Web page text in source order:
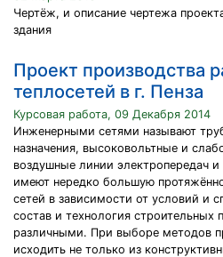
Чертёж, и описание чертежа
здания
Проект производства
теплосетей в г. Пенза
Курсовая работа, 09 Декабря 2014
Инженерными сетями называют
назначения, высоковольтные и
воздушные линии электропередач
имеют нередко большую
сетей в зависимости от условий и
состав и технология строительных
различными. При выборе методов
исходить не только из